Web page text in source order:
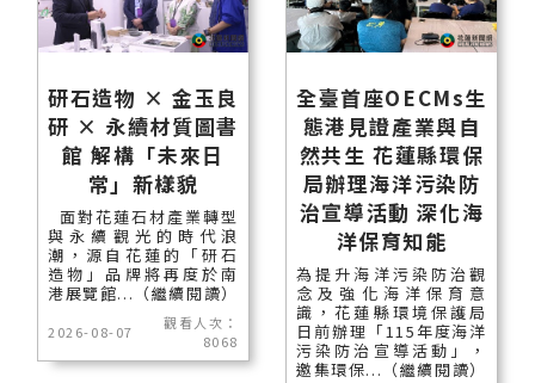
研石造物 × 金玉良
研 × 永續材質圖書
館 解構「未來日
常」新樣貌
面對花蓮石材產業轉型
與永續觀光的時代浪
潮，源自花蓮的「研石
造物」品牌將再度於南
港展覽館...（繼續閱讀）
2026-08-07
觀看人次：
8068
全臺首座OECMs生
態港見證產業與自
然共生 花蓮縣環保
局辦理海洋污染防
治宣導活動 深化海
洋保育知能
為提升海洋污染防治觀
念及強化海洋保育意
識，花蓮縣環境保護局
日前辦理「115年度海洋
污染防治宣導活動」，
邀集環保...（繼續閱讀）